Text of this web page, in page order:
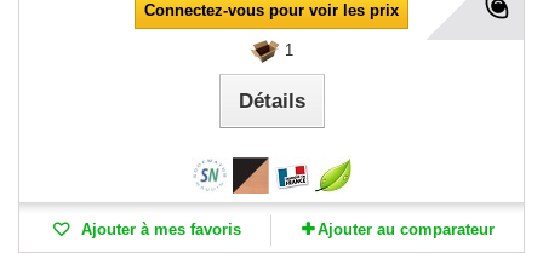
Connectez-vous pour voir les prix
1
Détails
Ajouter à mes favoris Ajouter au comparateur